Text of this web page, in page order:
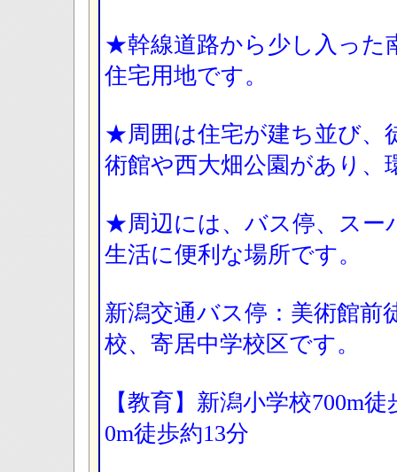
★幹線道路から少し入った
住宅用地です。
★周囲は住宅が建ち並び、
術館や西大畑公園があり、
★周辺には、バス停、スー
生活に便利な場所です。
新潟交通バス停：美術館
校、寄居中学校区です。
【教育】新潟小学校700m
0m徒歩約13分